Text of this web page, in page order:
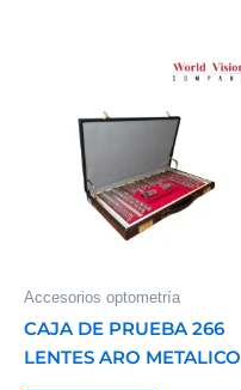
Accesorios optometría
CAJA DE PRUEBA 266
LENTES ARO METALICO